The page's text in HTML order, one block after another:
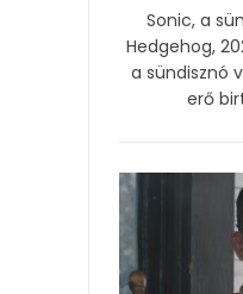
Sonic, a
Hedgehog,
a sündisznó
erő